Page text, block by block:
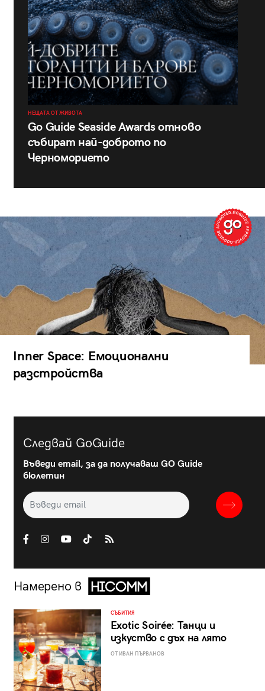
НЕЩАТА ОТ ЖИВОТА
Go Guide Seaside Awards отново
събират най-доброто по
Черноморието
Inner Space: Емоционални
разстройства
Следвай GoGuide
Въведи email, за да получаваш GO Guide
бюлетин
Намерено в
СЪБИТИЯ
Exotic Soirée: Танци и
изкуство с дъх на лято
ОТ ИВАН ПЪРВАНОВ